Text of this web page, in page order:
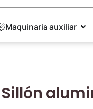
Maquinaria auxiliar
Sillón